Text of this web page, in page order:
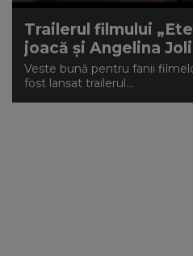
CONTUL MEU
Trailerul filmului
joacă și Angelina
Veste bună pentru fanii
fost lansat trailerul...